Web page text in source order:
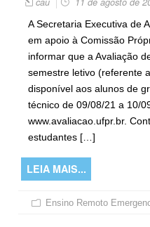
A Secretaria Executiva de
em apoio à Comissão
informar que a Avaliação
semestre letivo (referente
disponível aos alunos de
técnico de 09/08/21 a 10/
www.avaliacao.ufpr.br.
estudantes […]
LEIA MAIS...
Ensino Remoto